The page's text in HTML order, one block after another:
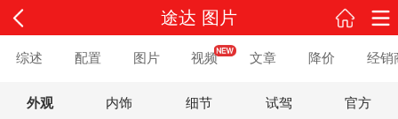
途达 图片
综述 配置 图片 视频 文章 降价 经销
外观 内饰 细节 试驾 官方